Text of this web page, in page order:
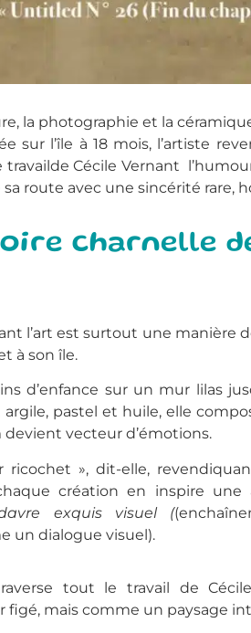
la photographie et la
sur l’île à 18 mois, l’artiste
travailde Cécile Vernant
route avec une sincérité rare,
charnelle
l’art est surtout une manière
à son île.
d’enfance sur un mur lilas
pastel et huile, elle
vecteur d’émotions.
ricochet », dit-elle,
création en inspire une
exquis visuel (
un dialogue visuel).
tout le travail de
figé, mais comme un paysage